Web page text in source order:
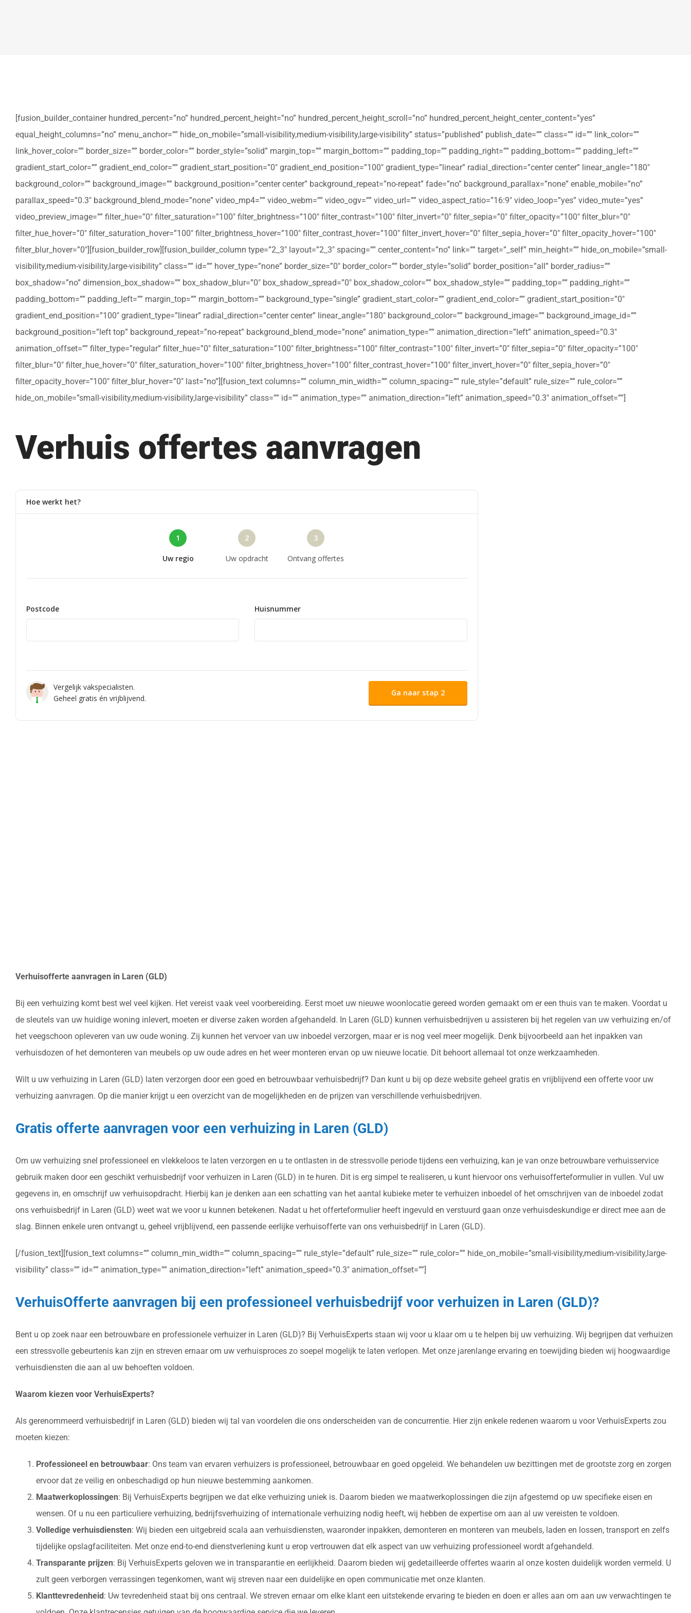
[fusion_builder_container hundred_percent=”no” hundred_percent_height=”no” hundred_percent_height_scroll=”no” hundred_percent_height_center_content=”yes”
equal_height_columns=”no” menu_anchor=”” hide_on_mobile=”small-visibility,medium-visibility,large-visibility” status=”published” publish_date=”” class=”” id=”” link_color=””
link_hover_color=”” border_size=”” border_color=”” border_style=”solid” margin_top=”” margin_bottom=”” padding_top=”” padding_right=”” padding_bottom=”” padding_left=””
gradient_start_color=”” gradient_end_color=”” gradient_start_position=”0″ gradient_end_position=”100″ gradient_type=”linear” radial_direction=”center center” linear_angle=”180″
background_color=”” background_image=”” background_position=”center center” background_repeat=”no-repeat” fade=”no” background_parallax=”none” enable_mobile=”no”
parallax_speed=”0.3″ background_blend_mode=”none” video_mp4=”” video_webm=”” video_ogv=”” video_url=”” video_aspect_ratio=”16:9″ video_loop=”yes” video_mute=”yes”
video_preview_image=”” filter_hue=”0″ filter_saturation=”100″ filter_brightness=”100″ filter_contrast=”100″ filter_invert=”0″ filter_sepia=”0″ filter_opacity=”100″ filter_blur=”0″
filter_hue_hover=”0″ filter_saturation_hover=”100″ filter_brightness_hover=”100″ filter_contrast_hover=”100″ filter_invert_hover=”0″ filter_sepia_hover=”0″ filter_opacity_hover=”100″
filter_blur_hover=”0″][fusion_builder_row][fusion_builder_column type=”2_3″ layout=”2_3″ spacing=”” center_content=”no” link=”” target=”_self” min_height=”” hide_on_mobile=”small-
visibility,medium-visibility,large-visibility” class=”” id=”” hover_type=”none” border_size=”0″ border_color=”” border_style=”solid” border_position=”all” border_radius=””
box_shadow=”no” dimension_box_shadow=”” box_shadow_blur=”0″ box_shadow_spread=”0″ box_shadow_color=”” box_shadow_style=”” padding_top=”” padding_right=””
padding_bottom=”” padding_left=”” margin_top=”” margin_bottom=”” background_type=”single” gradient_start_color=”” gradient_end_color=”” gradient_start_position=”0″
gradient_end_position=”100″ gradient_type=”linear” radial_direction=”center center” linear_angle=”180″ background_color=”” background_image=”” background_image_id=””
background_position=”left top” background_repeat=”no-repeat” background_blend_mode=”none” animation_type=”” animation_direction=”left” animation_speed=”0.3″
animation_offset=”” filter_type=”regular” filter_hue=”0″ filter_saturation=”100″ filter_brightness=”100″ filter_contrast=”100″ filter_invert=”0″ filter_sepia=”0″ filter_opacity=”100″
filter_blur=”0″ filter_hue_hover=”0″ filter_saturation_hover=”100″ filter_brightness_hover=”100″ filter_contrast_hover=”100″ filter_invert_hover=”0″ filter_sepia_hover=”0″
filter_opacity_hover=”100″ filter_blur_hover=”0″ last=”no”][fusion_text columns=”” column_min_width=”” column_spacing=”” rule_style=”default” rule_size=”” rule_color=””
hide_on_mobile=”small-visibility,medium-visibility,large-visibility” class=”” id=”” animation_type=”” animation_direction=”left” animation_speed=”0.3″ animation_offset=””]
Verhuis offertes aanvragen
Verhuisofferte aanvragen in Laren (GLD)
Bij een verhuizing komt best wel veel kijken. Het vereist vaak veel voorbereiding. Eerst moet uw nieuwe woonlocatie gereed worden gemaakt om er een thuis van te maken. Voordat u
de sleutels van uw huidige woning inlevert, moeten er diverse zaken worden afgehandeld. In Laren (GLD) kunnen verhuisbedrijven u assisteren bij het regelen van uw verhuizing en/of
het veegschoon opleveren van uw oude woning. Zij kunnen het vervoer van uw inboedel verzorgen, maar er is nog veel meer mogelijk. Denk bijvoorbeeld aan het inpakken van
verhuisdozen of het demonteren van meubels op uw oude adres en het weer monteren ervan op uw nieuwe locatie. Dit behoort allemaal tot onze werkzaamheden.
Wilt u uw verhuizing in Laren (GLD) laten verzorgen door een goed en betrouwbaar verhuisbedrijf? Dan kunt u bij op deze website geheel gratis en vrijblijvend een offerte voor uw
verhuizing aanvragen. Op die manier krijgt u een overzicht van de mogelijkheden en de prijzen van verschillende verhuisbedrijven.
Gratis offerte aanvragen voor een verhuizing in Laren (GLD)
Om uw verhuizing snel professioneel en vlekkeloos te laten verzorgen en u te ontlasten in de stressvolle periode tijdens een verhuizing, kan je van onze betrouwbare verhuisservice
gebruik maken door een geschikt verhuisbedrijf voor verhuizen in Laren (GLD) in te huren. Dit is erg simpel te realiseren, u kunt hiervoor ons verhuisofferteformulier in vullen. Vul uw
gegevens in, en omschrijf uw verhuisopdracht. Hierbij kan je denken aan een schatting van het aantal kubieke meter te verhuizen inboedel of het omschrijven van de inboedel zodat
ons verhuisbedrijf in Laren (GLD) weet wat we voor u kunnen betekenen. Nadat u het offerteformulier heeft ingevuld en verstuurd gaan onze verhuisdeskundige er direct mee aan de
slag. Binnen enkele uren ontvangt u, geheel vrijblijvend, een passende eerlijke verhuisofferte van ons verhuisbedrijf in Laren (GLD).
[/fusion_text][fusion_text columns=”” column_min_width=”” column_spacing=”” rule_style=”default” rule_size=”” rule_color=”” hide_on_mobile=”small-visibility,medium-visibility,large-
visibility” class=”” id=”” animation_type=”” animation_direction=”left” animation_speed=”0.3″ animation_offset=””]
VerhuisOfferte aanvragen bij een professioneel verhuisbedrijf voor verhuizen in Laren (GLD)?
Bent u op zoek naar een betrouwbare en professionele verhuizer in Laren (GLD)? Bij VerhuisExperts staan wij voor u klaar om u te helpen bij uw verhuizing. Wij begrijpen dat verhuizen
een stressvolle gebeurtenis kan zijn en streven ernaar om uw verhuisproces zo soepel mogelijk te laten verlopen. Met onze jarenlange ervaring en toewijding bieden wij hoogwaardige
verhuisdiensten die aan al uw behoeften voldoen.
Waarom kiezen voor VerhuisExperts?
Als gerenommeerd verhuisbedrijf in Laren (GLD) bieden wij tal van voordelen die ons onderscheiden van de concurrentie. Hier zijn enkele redenen waarom u voor VerhuisExperts zou
moeten kiezen:
Professioneel en betrouwbaar: Ons team van ervaren verhuizers is professioneel, betrouwbaar en goed opgeleid. We behandelen uw bezittingen met de grootste zorg en zorgen
ervoor dat ze veilig en onbeschadigd op hun nieuwe bestemming aankomen.
Maatwerkoplossingen: Bij VerhuisExperts begrijpen we dat elke verhuizing uniek is. Daarom bieden we maatwerkoplossingen die zijn afgestemd op uw specifieke eisen en
wensen. Of u nu een particuliere verhuizing, bedrijfsverhuizing of internationale verhuizing nodig heeft, wij hebben de expertise om aan al uw vereisten te voldoen.
Volledige verhuisdiensten: Wij bieden een uitgebreid scala aan verhuisdiensten, waaronder inpakken, demonteren en monteren van meubels, laden en lossen, transport en zelfs
tijdelijke opslagfaciliteiten. Met onze end-to-end dienstverlening kunt u erop vertrouwen dat elk aspect van uw verhuizing professioneel wordt afgehandeld.
Transparante prijzen: Bij VerhuisExperts geloven we in transparantie en eerlijkheid. Daarom bieden wij gedetailleerde offertes waarin al onze kosten duidelijk worden vermeld. U
zult geen verborgen verrassingen tegenkomen, want wij streven naar een duidelijke en open communicatie met onze klanten.
Klanttevredenheid: Uw tevredenheid staat bij ons centraal. We streven ernaar om elke klant een uitstekende ervaring te bieden en doen er alles aan om aan uw verwachtingen te